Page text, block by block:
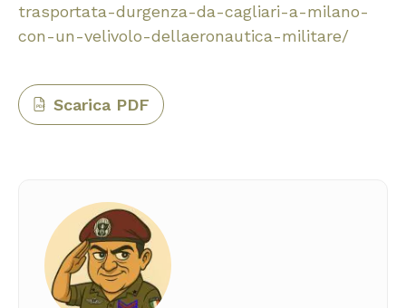
trasportata-durgenza-da-cagliari-a-milano-
con-un-velivolo-dellaeronautica-militare/
PDF Scarica PDF